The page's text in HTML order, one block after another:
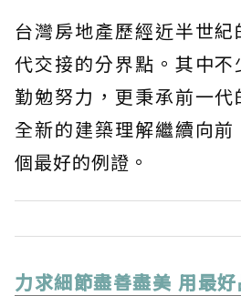
台灣房地產歷經近半世
代交接的分界點。其中
勤勉努力，更秉承前一代
全新的建築理解繼續向
個最好的例證。
力求細節盡善盡美 用最